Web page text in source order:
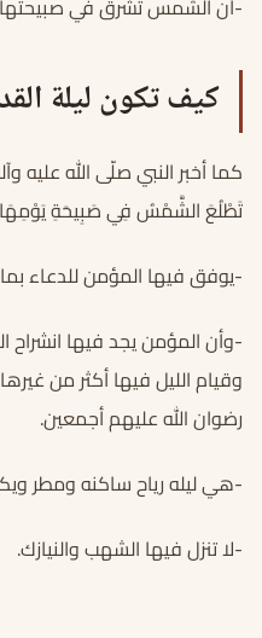
كيف تكون ليلة
كما أخبر النبي صلّى الله عليه
تَطْلُعَ الشَّمْسُ فِي صَبِيحَةِ يَوْمِهَا
-يوفق فيها المؤمن للدعاء
-وأن المؤمن يجد فيها انشراح
وقيام الليل فيها أكثر من
رضوان الله عليهم أجمعين.
-هي ليله رياح ساكنه ومطر
-لا تنزل فيها الشهب والنيازك.